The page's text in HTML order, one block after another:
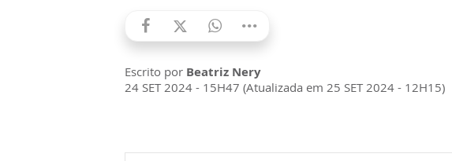
Escrito por Beatriz Nery
24 SET 2024 - 15H47 (Atualizada em 25 SET 2024 - 12H15)